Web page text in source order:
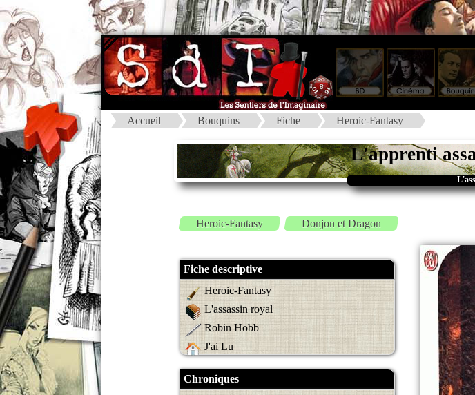
Accueil Bouquins Fiche Heroic-Fantasy
L'apprenti
Heroic-Fantasy Donjon et Dragon
Fiche descriptive
Heroic-Fantasy
L'assassin royal
Robin Hobb
J'ai Lu
Chroniques